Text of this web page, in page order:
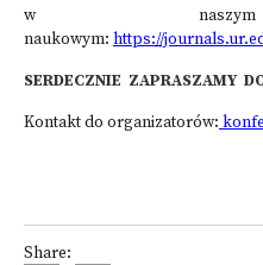
w naszym
naukowym: https://
SERDECZNIE ZAPRASZAMY
Kontakt do organizatorów:
Share: